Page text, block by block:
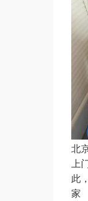
北
上
此
家